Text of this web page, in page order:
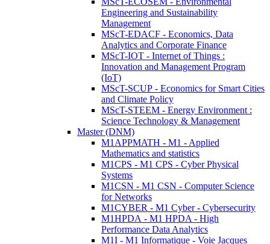
Engineering and Sustainability
Management
MScT-EDACF - Economics, Data
Analytics and Corporate Finance
MScT-IOT - Internet of Things :
Innovation and Management Program
(IoT)
MScT-SCUP - Economics for Smart Cities
and Climate Policy
MScT-STEEM - Energy Environment :
Science Technology & Management
Master (DNM)
M1APPMATH - M1 - Applied
Mathematics and statistics
M1CPS - M1 CPS - Cyber Physical
Systems
M1CSN - M1 CSN - Computer Science
for Networks
M1CYBER - M1 Cyber - Cybersecurity
M1HPDA - M1 HPDA - High
Performance Data Analytics
M1I - M1 Informatique - Voie Jacques